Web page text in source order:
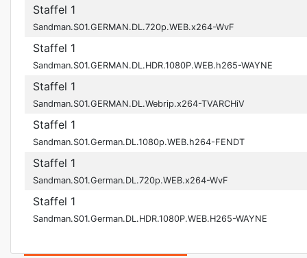
Staffel 1
Sandman.S01.GERMAN.DL.720p.WEB.x264-WvF
Staffel 1
Sandman.S01.GERMAN.DL.HDR.1080P.WEB.h265-WAYNE
Staffel 1
Sandman.S01.GERMAN.DL.Webrip.x264-TVARCHiV
Staffel 1
Sandman.S01.German.DL.1080p.WEB.h264-FENDT
Staffel 1
Sandman.S01.German.DL.720p.WEB.x264-WvF
Staffel 1
Sandman.S01.German.DL.HDR.1080P.WEB.H265-WAYNE